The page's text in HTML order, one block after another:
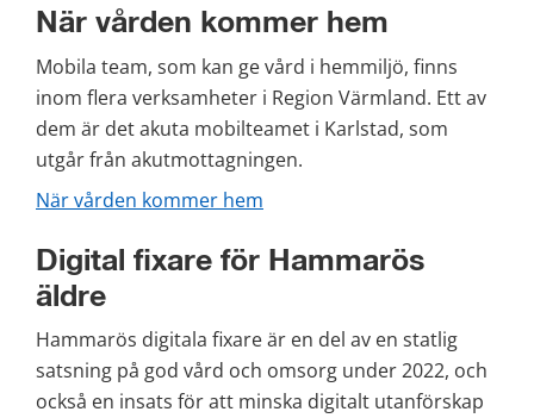
När vården kommer hem
Mobila team, som kan ge vård i hemmiljö, finns
inom flera verksamheter i Region Värmland. Ett av
dem är det akuta mobilteamet i Karlstad, som
utgår från akutmottagningen.
När vården kommer hem
Digital fixare för Hammarös
äldre
Hammarös digitala fixare är en del av en statlig
satsning på god vård och omsorg under 2022, och
också en insats för att minska digitalt utanförskap